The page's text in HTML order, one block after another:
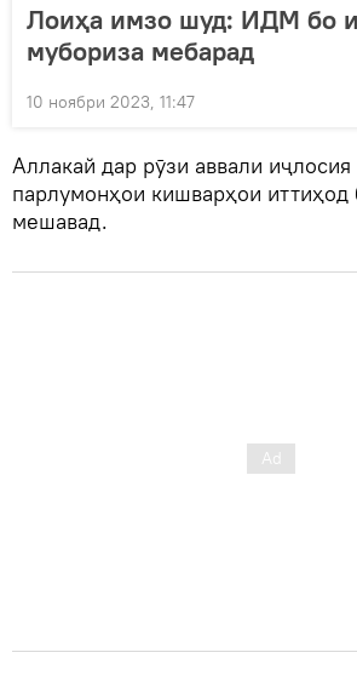
Лоиҳа имзо шуд: ИДМ бо
мубориза мебарад
10 ноябри 2023, 11:47
Аллакай дар рӯзи аввали
парлумонҳои кишварҳои иттиҳод
мешавад.